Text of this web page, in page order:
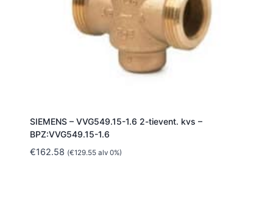
SIEMENS – VVG549.15-1.6 2-tievent. kvs –
BPZ:VVG549.15-1.6
€162.58 (€129.55alv 0%)